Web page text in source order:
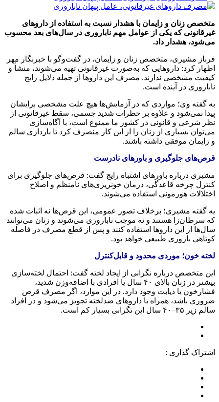
متخصص زنان و زایمان با هشدار نسبت به استفاده از داروهای
غیرقانونی که یکی از عوامل مهم ناباروری در سال‌های بعد محسوب
می‌شود، هشدار داد.
فرناز مشیری، متخصص زنان و زایمان، در گفت‌وگو با خبرنگار مهر
اظهار کرد: داروهایی که به‌صورت غیرقانونی تهیه می‌شوند، منشأ و
کیفیت مشخصی ندارند. مصرف این داروها از جمله دلایل رایج
ناباروری در آینده است.
به گفته وی؛ مواردی که در آزمایش‌ها هیچ علت مشخصی برایشان
پیدا نمی‌شود و علاوه بر خطرات شدید جسمی، سقط غیرقانونی از
نظر شرعی و قانونی در کشور ما ممنوع است، با آگاه‌سازی
می‌توان بسیاری از زنان را از این کار منصرف کرد تا بارداری سالم
و زایمان موفقی داشته باشند.
قرص‌های جلوگیری و باورهای نادرست
مشیری درباره باورهای اشتباه رایج گفت: قرص‌های جلوگیری برای
کنترل چرخه قاعدگی، درمان خونریزی‌های نامنظم و اصلاح
اختلالات هورمونی استفاده می‌شوند.
یه گفته مشیری؛ برخلاف تصور عمومی، این قرص‌ها نه اثبات شده
که سرطان‌زا هستند و نه موجب ناباروری می‌شوند و زنان می‌توانند
سال‌ها از این داروها استفاده کنند و پس از قطع مصرف در فاصله
کوتاهی باروری طبیعی خواهد بود.
لخته خون؛ موردی محدود و قابل‌کنترل
این متخصص درباره نگرانی از ایجاد لخته گفت: احتمال لخته‌سازی
بیشتر در زنان بالای ۴۰ سال یا افرادی با اضافه‌وزن شدید،
فشارخون یا دیابت وجود دارد. در این موارد، اگر مصرف قرص
ضروری باشد، همراه با داروهای ضدلخته تجویز می‌شود و در افراد
سالم زیر ۳۵–۴۰ سال این نگرانی بسیار کم است.
اشتراک گذاری :